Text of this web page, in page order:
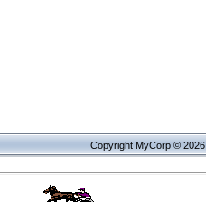
Copyright MyCorp © 2026